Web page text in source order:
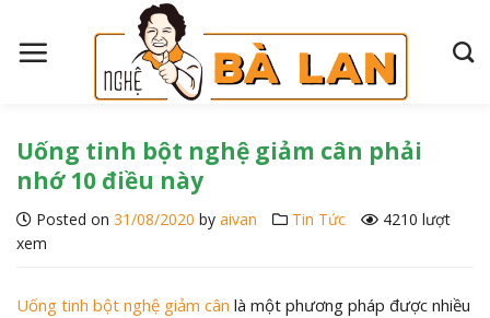
Uống tinh bột nghệ giảm cân phải
nhớ 10 điều này
Posted on 31/08/2020 by aivan Tin Tức
4210 lượt
xem
Uống tinh bột nghệ giảm cân là một phương pháp được nhiều